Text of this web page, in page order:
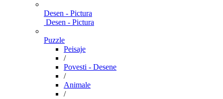
Desen - Pictura
Desen - Pictura
Puzzle
Peisaje
/
Povesti - Desene
/
Animale
/